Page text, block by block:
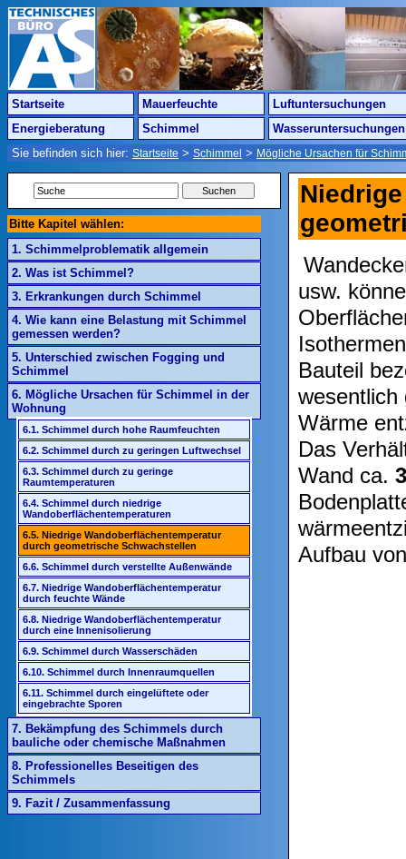
Startseite Mauerfeuchte
Luftuntersuchungen
Energieberatung
Schimmel
Wasseruntersuchungen
Sie befinden sich hier: Startseite > Schimmel > Mögliche Ursachen für
Bitte Kapitel wählen:
1. Schimmelproblematik allgemein
2. Was ist Schimmel?
3. Erkrankungen durch Schimmel
4. Wie kann eine Belastung mit Schimmel
gemessen werden?
5. Unterschied zwischen Fogging und
Schimmel
6. Mögliche Ursachen für Schimmel in der
Wohnung
6.1. Schimmel durch hohe Raumfeuchten
6.2. Schimmel durch zu geringen Luftwechsel
6.3. Schimmel durch zu geringe
Raumtemperaturen
6.4. Schimmel durch niedrige
Wandoberflächentemperaturen
6.5. Niedrige Wandoberflächentemperatur
durch geometrische Schwachstellen
6.6. Schimmel durch verstellte Außenwände
6.7. Niedrige Wandoberflächentemperatur
durch feuchte Wände
6.8. Niedrige Wandoberflächentemperatur
durch eine Innenisolierung
6.9. Schimmel durch Wasserschäden
6.10. Schimmel durch Innenraumquellen
6.11. Schimmel durch eingelüftete oder
eingebrachte Sporen
7. Bekämpfung des Schimmels durch
bauliche oder chemische Maßnahmen
8. Professionelles Beseitigen des
Schimmels
9. Fazit / Zusammenfassung
usw.
Bauteil
wesentlich
Wärme
Das
Wand ca.
Aufbau